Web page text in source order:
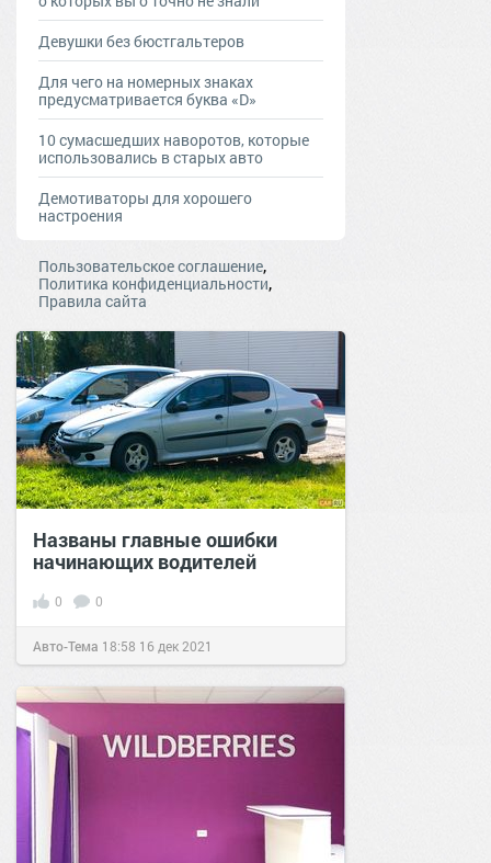
Девушки без бюстгальтеров
Для чего на номерных знаках
предусматривается буква «D»
10 сумасшедших наворотов, которые
использовались в старых авто
Демотиваторы для хорошего
настроения
Пользовательское соглашение,
Политика конфиденциальности,
Правила сайта
Названы главные ошибки
начинающих водителей
0 0
Авто-Тема 18:58 16 дек 2021